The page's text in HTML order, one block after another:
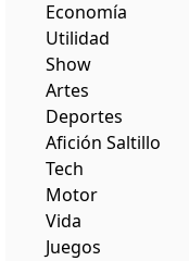
Economía
Utilidad
Show
Artes
Deportes
Afición Saltillo
Tech
Motor
Vida
Juegos